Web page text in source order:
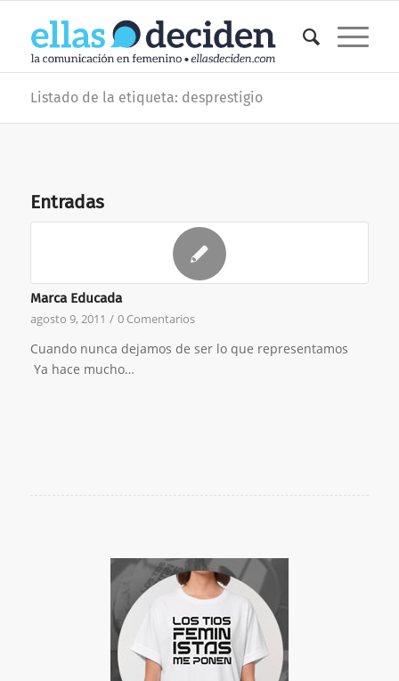
Listado de la etiqueta: desprestigio
Entradas
Marca Educada
agosto 9, 2011 / 0 Comentarios
Cuando nunca dejamos de ser lo que representamos
Ya hace mucho…